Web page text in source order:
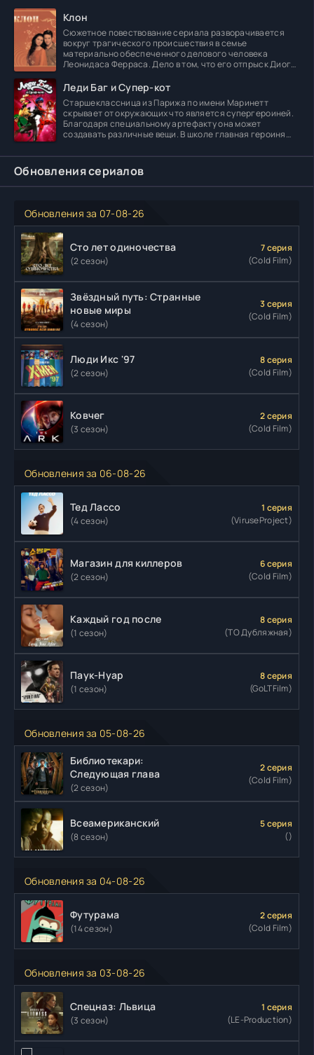
Клон
Сюжетное повествование сериала разворачивается
вокруг трагического происшествия в семье
материально обеспеченного делового человека
Леонидаса Ферраса. Дело в том, что его отпрыск Диога
Леди Баг и Супер-кот
Старшеклассница из Парижа по имени Маринетт
скрывает от окружающих что является супергероиней.
Благодаря специальному артефакту она может
создавать различные вещи. В школе главная героиня
Обновления сериалов
Обновления за 07-08-26
Сто лет одиночества
(2 сезон)
7 серия
(Cold Film)
Звёздный путь: Странные
новые миры
(4 сезон)
3 серия
(Cold Film)
Люди Икс '97
(2 сезон)
8 серия
(Cold Film)
Ковчег
(3 сезон)
2 серия
(Cold Film)
Обновления за 06-08-26
Тед Лассо
(4 сезон)
1 серия
(ViruseProject)
Магазин для киллеров
(2 сезон)
6 серия
(Cold Film)
Каждый год после
(1 сезон)
8 серия
(ТО Дубляжная)
Паук-Нуар
(1 сезон)
8 серия
(GoLTFilm)
Обновления за 05-08-26
Библиотекари:
Следующая глава
(2 сезон)
2 серия
(Cold Film)
Всеамериканский
(8 сезон)
5 серия
()
Обновления за 04-08-26
Футурама
(14 сезон)
2 серия
(Cold Film)
Обновления за 03-08-26
Спецназ: Львица
(3 сезон)
1 серия
(LE-Production)